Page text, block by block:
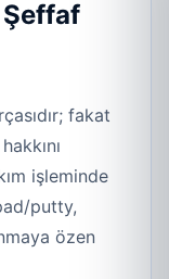
fakat
işleminde
putty,
özen